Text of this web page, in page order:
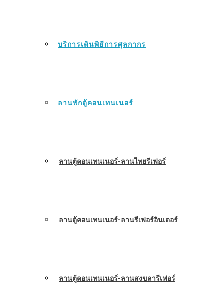
บริการเดินพิธีการศุลกากร
ลานพักตู้คอนเทนเนอร์
ลานตู้คอนเทนเนอร์-ลานไทยรีเฟอร์
ลานตู้คอนเทนเนอร์-ลานรีเฟอร์อินเตอร์
ลานตู้คอนเทนเนอร์-ลานสงขลารีเฟอร์